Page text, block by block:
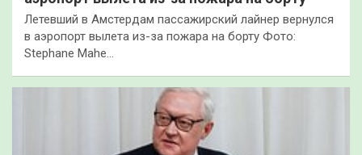
Летевший в Амстердам пассажирский лайнер вернулся
в аэропорт вылета из-за пожара на борту Фото:
Stephane Mahe…